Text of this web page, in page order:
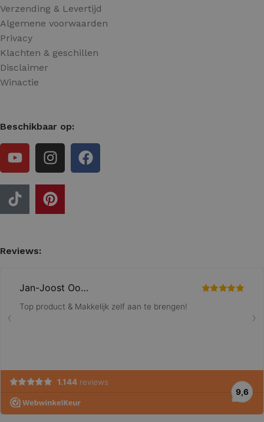
Verzending & Levertijd
Algemene voorwaarden
Privacy
Klachten & geschillen
Disclaimer
Winactie
Beschikbaar op:
Reviews: